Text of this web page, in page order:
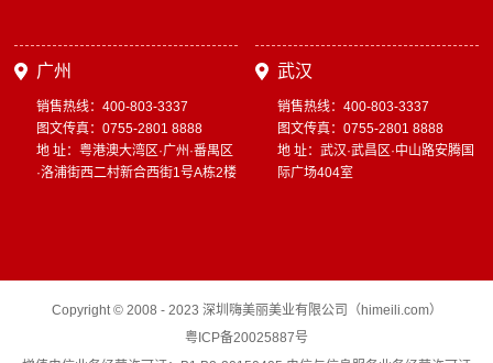
广州
销售热线：400-803-3337
图文传真：0755-2801 8888
地 址：粤港澳大湾区·广州·番禺区
·洛浦街西二村新合西街1号A栋2楼
武汉
销售热线：400-803-3337
图文传真：0755-2801 8888
地 址：武汉·武昌区·中山路安腾国
际广场404室
Copyright © 2008 - 2023 深圳嗨美丽美业有限公司（himeili.com）
粤ICP备20025887号